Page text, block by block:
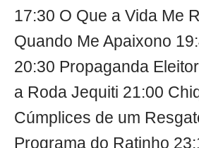
17:30 O Que a Vida Me
Quando Me Apaixono
20:30 Propaganda
a Roda Jequiti 21:00
Cúmplices de um
Programa do Ratinho